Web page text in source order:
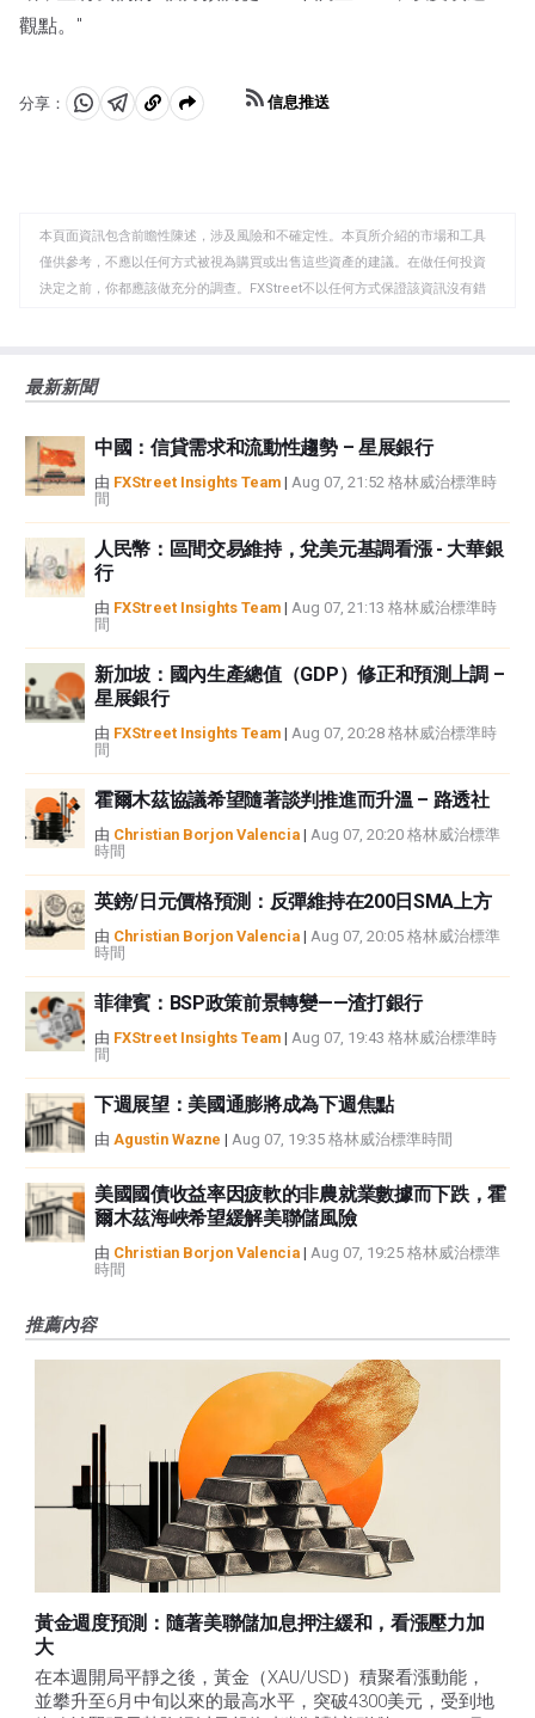
觀點。"
分享：
分 分 複
板
信息推送
本頁面資訊包含前瞻性陳述，涉及風險和不確定性。本頁所介紹的市場和工具
僅供參考，不應以任何方式被視為購買或出售這些資產的建議。在做任何投資
決定之前，你都應該做充分的調查。FXStreet不以任何方式保證該資訊沒有錯
觀點，並不代表FXStreet或其廣告商的官方政策或立場。作者不對本頁連結的
如果文章正文中沒有明確提到，在撰寫本文時，作者在本文中提到的任何股票
中都沒有頭寸，也沒有與文中提到的任何公司有業務關係。除了FXStreet，作
者沒有收到撰寫這篇文章的報酬。
FXStreet和作者不提供個性化的建議。作者對該資訊的準確性、完整性或適用
性不作任何陳述。FXStreet和作者將不承擔任何錯誤，遺漏或任何損失，傷害
或損害由此資訊及其顯示或使用引起的。錯誤和遺漏除外。本文作者和
FXStreet並非註冊投資顧問，本文內容無意提供任何投資建議。
最新新聞
中國：信貸需求和流動性趨勢 – 星展銀行
由 FXStreet Insights Team | Aug 07, 21:52 格林威治標準時
間
人民幣：區間交易維持，兌美元基調看漲 - 大華銀
行
由 FXStreet Insights Team | Aug 07, 21:13 格林威治標準時
間
新加坡：國內生產總值（GDP）修正和預測上調 –
星展銀行
由 FXStreet Insights Team | Aug 07, 20:28 格林威治標準時
間
霍爾木茲協議希望隨著談判推進而升溫 – 路透社
由 Christian Borjon Valencia | Aug 07, 20:20 格林威治標準
時間
英鎊/日元價格預測：反彈維持在200日SMA上方
由 Christian Borjon Valencia | Aug 07, 20:05 格林威治標準
時間
菲律賓：BSP政策前景轉變——渣打銀行
由 FXStreet Insights Team | Aug 07, 19:43 格林威治標準時
間
下週展望：美國通膨將成為下週焦點
由 Agustin Wazne | Aug 07, 19:35 格林威治標準時間
美國國債收益率因疲軟的非農就業數據而下跌，霍
爾木茲海峽希望緩解美聯儲風險
由 Christian Borjon Valencia | Aug 07, 19:25 格林威治標準
時間
推薦內容
黃金週度預測：隨著美聯儲加息押注緩和，看漲壓力加
大
在本週開局平靜之後，黃金（XAU/USD）積聚看漲動能，
並攀升至6月中旬以來的最高水平，突破4300美元，受到地